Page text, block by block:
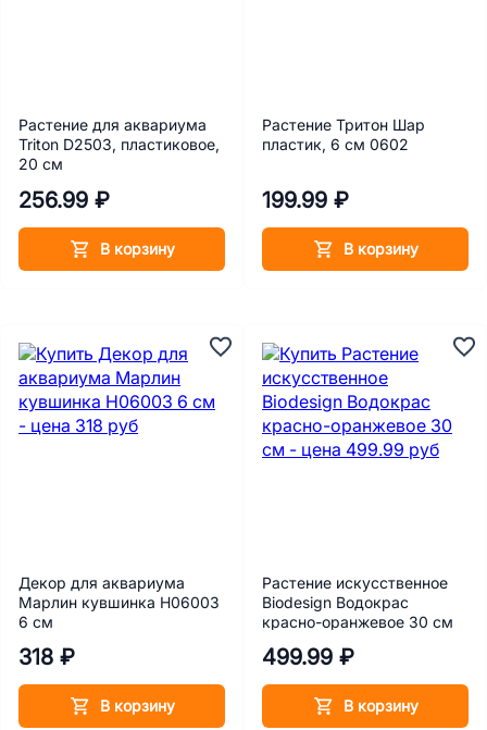
Растение для аквариума
Triton D2503, пластиковое,
20 см
256.99 ₽
В корзину
Растение Тритон Шар
пластик, 6 см 0602
199.99 ₽
В корзину
Декор для аквариума
Марлин кувшинка Н06003
6 см
318 ₽
В корзину
Растение искусственное
Biodesign Водокрас
красно-оранжевое 30 см
499.99 ₽
В корзину